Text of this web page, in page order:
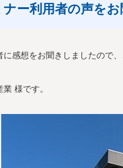
ナー利用者の声を
感想をお聞きしましたので、
様です。